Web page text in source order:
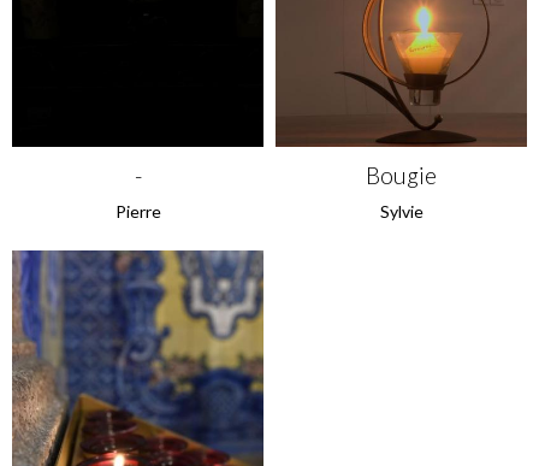
-
Pierre
Bougie
Sylvie